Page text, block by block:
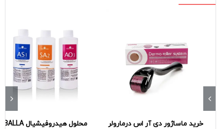
خرید ماساژور دی آر اس درمارولر
محلول هیدروفیشیال BALLA